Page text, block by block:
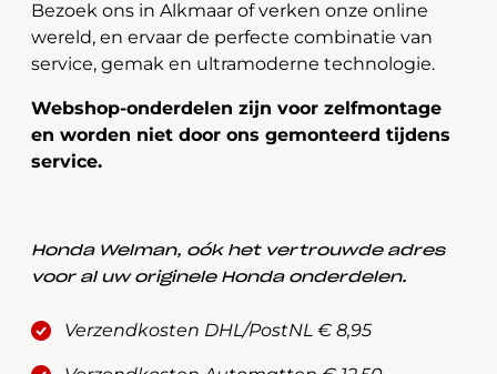
Bezoek ons in Alkmaar of verken onze online
wereld, en ervaar de perfecte combinatie van
service, gemak en ultramoderne technologie.
Webshop-onderdelen zijn voor zelfmontage
en worden niet door ons gemonteerd tijdens
service.
Honda Welman, oók het vertrouwde adres
voor al uw originele Honda onderdelen.
Verzendkosten DHL/PostNL € 8,95